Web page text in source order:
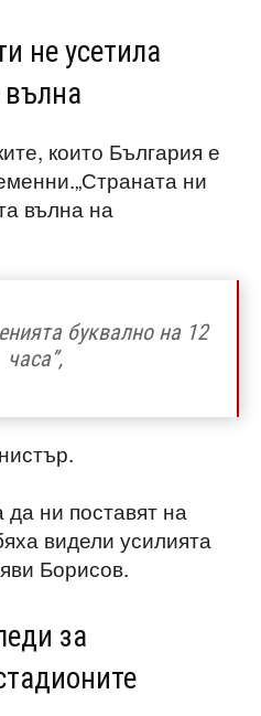
не усетила
вълна
които България е
ни
вълна на
буквално на 12
часа”,
ни поставят на
видели усилията
Борисов.
за